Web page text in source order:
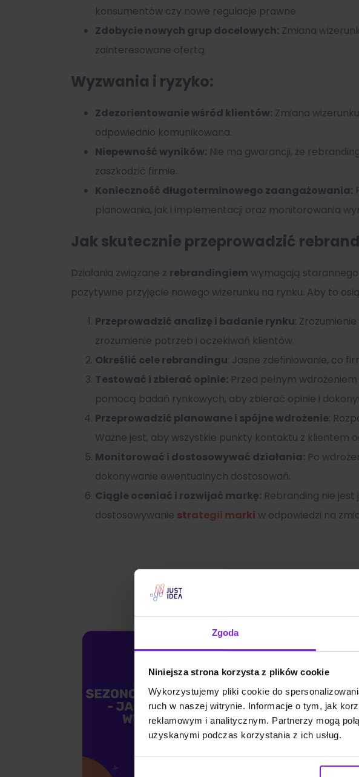
Zgoda
Niniejsza strona korzysta z plików cookie
Wykorzystujemy pliki cookie do
ruch w naszej witrynie. Informacje o tym, jak
reklamowym i analitycznym. Partnerzy mogą
uzyskanymi podczas korzystania z ich usług.
konsumentów czy nowe regulacje prawne.
Zdobycie nowych grup docelowych: Zmiana
zainteresowane ofertą.
Wyzwania i ryzyko:
Zdezorientowanie wśród klientów: Zmiana
odpowiednio komunikowana.
Niepewność wyników: Nie ma gwarancji, że
zaszkodzić firmie.
Konieczność długoterminowego zaangażowania:
planowania, jak i implementacji oraz monitorowania
Jak skutecznie przeprowadzić
Działania związane z rebrandingiem wymagają
pozytywne przyjęcie nowego wizerunku na rynku. Aby to
Przeprowadzić analizę i badanie rynku:
zrozumienie potrzeb i oczekiwań klientów.
Określić cele rebrandingu: Jasne zdefiniowanie, co
Testować i zbierać opinie: Przed pełnym
pomocą badań rynkowych, aby zbierać opinie i
Przeprowadzić planowane i spójne wdrożenie:
Ważne jest, aby wszystkie punkty kontaktu z klientem
Monitorować i dostosowywać działania: Po
dokonywanie ewentualnych dostosowań.
Ciągle oceniać i rozwijać markę: Rebranding nie
dostosowywanie strategii marki w odpowiedzi na